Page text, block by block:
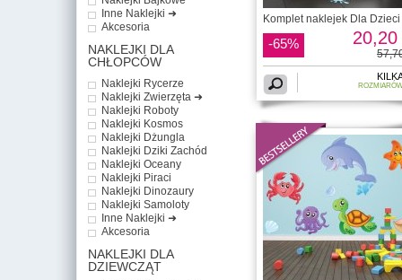
Inne Naklejki ➜
Akcesoria
NAKLEJKI DLA
CHŁOPCÓW
Naklejki Rycerze
Naklejki Zwierzęta ➜
Naklejki Roboty
Naklejki Kosmos
Naklejki Dżungla
Naklejki Dziki Zachód
Naklejki Oceany
Naklejki Piraci
Naklejki Dinozaury
Naklejki Samoloty
Inne Naklejki ➜
Akcesoria
NAKLEJKI DLA
DZIEWCZĄT
Komplet naklejek Dla Dzieci
-65% 20,20